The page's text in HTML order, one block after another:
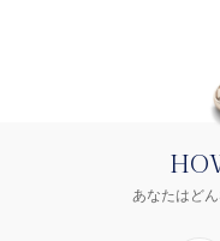
あなたはど